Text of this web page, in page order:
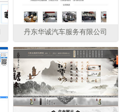
丹东华诚汽车服务有限公司